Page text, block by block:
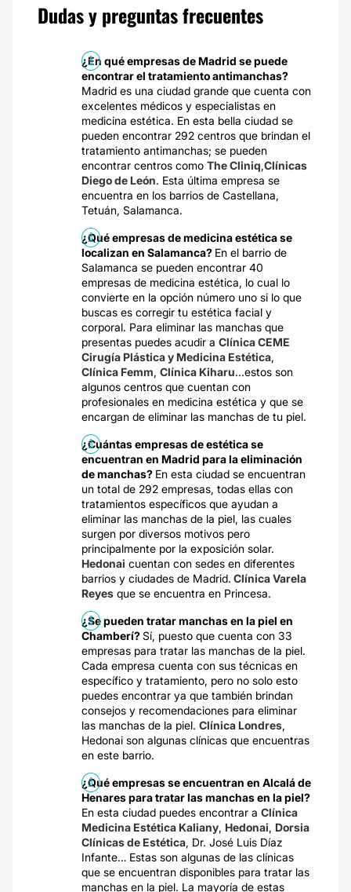
Dudas y preguntas frecuentes
¿En qué empresas de Madrid se puede
encontrar el tratamiento antimanchas?
Madrid es una ciudad grande que cuenta con
excelentes médicos y especialistas en
medicina estética. En esta bella ciudad se
pueden encontrar 292 centros que brindan el
tratamiento antimanchas; se pueden
encontrar centros como The Cliniq,Clínicas
Diego de León. Esta última empresa se
encuentra en los barrios de Castellana,
Tetuán, Salamanca.
¿Qué empresas de medicina estética se
localizan en Salamanca? En el barrio de
Salamanca se pueden encontrar 40
empresas de medicina estética, lo cual lo
convierte en la opción número uno si lo que
buscas es corregir tu estética facial y
corporal. Para eliminar las manchas que
presentas puedes acudir a Clínica CEME
Cirugía Plástica y Medicina Estética,
Clínica Femm, Clínica Kiharu...estos son
algunos centros que cuentan con
profesionales en medicina estética y que se
encargan de eliminar las manchas de tu piel.
¿Cuántas empresas de estética se
encuentran en Madrid para la eliminación
de manchas? En esta ciudad se encuentran
un total de 292 empresas, todas ellas con
tratamientos específicos que ayudan a
eliminar las manchas de la piel, las cuales
surgen por diversos motivos pero
principalmente por la exposición solar.
Hedonai cuentan con sedes en diferentes
barrios y ciudades de Madrid. Clínica Varela
Reyes que se encuentra en Princesa.
¿Se pueden tratar manchas en la piel en
Chamberí?Sí, puesto que cuenta con 33
empresas para tratar las manchas de la piel.
Cada empresa cuenta con sus técnicas en
específico y tratamiento, pero no solo esto
puedes encontrar ya que también brindan
consejos y recomendaciones para eliminar
las manchas de la piel. Clínica Londres,
Hedonai son algunas clínicas que encuentras
en este barrio.
¿Qué empresas se encuentran en Alcalá de
Henares para tratar las manchas en la piel?
En esta ciudad puedes encontrar a Clínica
Medicina Estética Kaliany, Hedonai, Dorsia
Clínicas de Estética, Dr. José Luis Díaz
Infante… Estas son algunas de las clínicas
que se encuentran disponibles para tratar las
manchas en la piel. La mayoría de estas